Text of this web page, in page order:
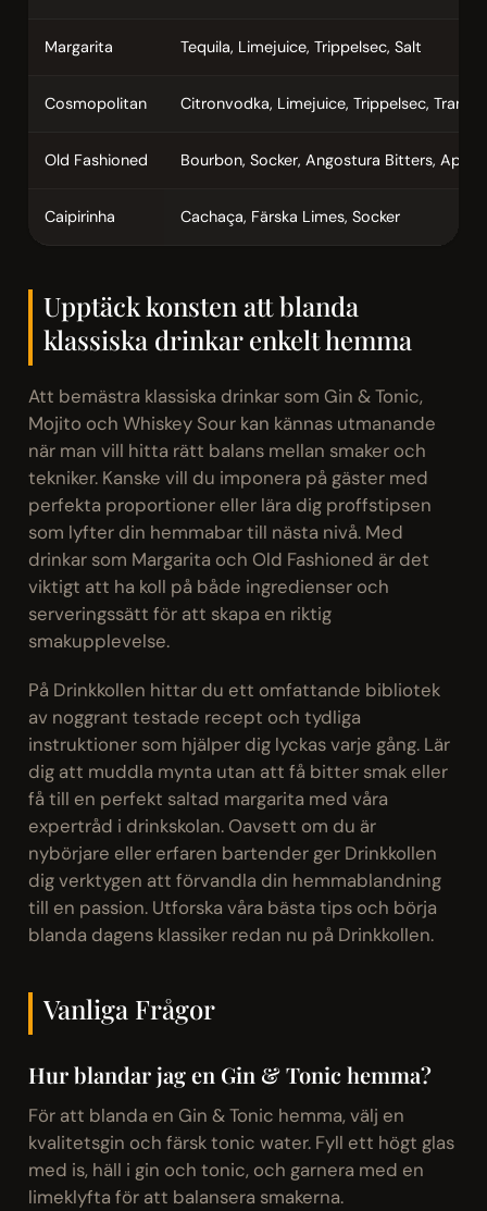
Margarita Tequila, Limejuice, Trippelsec, Salt
Cosmopolitan Citronvodka, Limejuice, Trippelsec,
Old Fashioned Bourbon, Socker, Angostura Bitters,
Caipirinha Cachaça, Färska Limes, Socker
Upptäck konsten att blanda
klassiska drinkar enkelt hemma
Att bemästra klassiska drinkar som Gin & Tonic,
Mojito och Whiskey Sour kan kännas utmanande
när man vill hitta rätt balans mellan smaker och
tekniker. Kanske vill du imponera på gäster med
perfekta proportioner eller lära dig proffstipsen
som lyfter din hemmabar till nästa nivå. Med
drinkar som Margarita och Old Fashioned är det
viktigt att ha koll på både ingredienser och
serveringssätt för att skapa en riktig
smakupplevelse.
På Drinkkollen hittar du ett omfattande bibliotek
av noggrant testade recept och tydliga
instruktioner som hjälper dig lyckas varje gång. Lär
dig att muddla mynta utan att få bitter smak eller
få till en perfekt saltad margarita med våra
expertråd i drinkskolan. Oavsett om du är
nybörjare eller erfaren bartender ger Drinkkollen
dig verktygen att förvandla din hemmablandning
till en passion. Utforska våra bästa tips och börja
blanda dagens klassiker redan nu på Drinkkollen.
Vanliga Frågor
Hur blandar jag en Gin & Tonic hemma?
För att blanda en Gin & Tonic hemma, välj en
kvalitetsgin och färsk tonic water. Fyll ett högt glas
med is, häll i gin och tonic, och garnera med en
limeklyfta för att balansera smakerna.